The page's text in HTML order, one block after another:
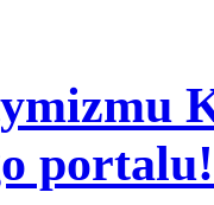
portalu!